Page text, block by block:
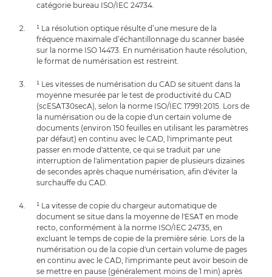
catégorie bureau ISO/IEC 24734.
¹ La résolution optique résulte d’une mesure de la
fréquence maximale d’échantillonnage du scanner basée
sur la norme ISO 14473. En numérisation haute résolution,
le format de numérisation est restreint.
¹ Les vitesses de numérisation du CAD se situent dans la
moyenne mesurée par le test de productivité du CAD
(scESAT30secA), selon la norme ISO/IEC 17991:2015. Lors de
la numérisation ou de la copie d'un certain volume de
documents (environ 150 feuilles en utilisant les paramètres
par défaut) en continu avec le CAD, l'imprimante peut
passer en mode d'attente, ce qui se traduit par une
interruption de l'alimentation papier de plusieurs dizaines
de secondes après chaque numérisation, afin d'éviter la
surchauffe du CAD.
¹ La vitesse de copie du chargeur automatique de
document se situe dans la moyenne de l'ESAT en mode
recto, conformément à la norme ISO/IEC 24735, en
excluant le temps de copie de la première série. Lors de la
numérisation ou de la copie d'un certain volume de pages
en continu avec le CAD, l'imprimante peut avoir besoin de
se mettre en pause (généralement moins de 1 min) après